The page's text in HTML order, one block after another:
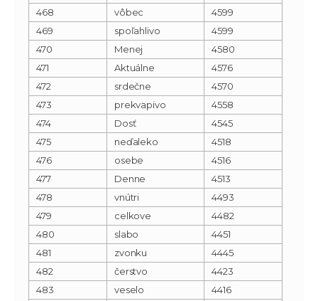
468
vôbec
4599
469
spoľahlivo
4599
470
Menej
4580
471
Aktuálne
4576
472
srdečne
4570
473
prekvapivo
4558
474
Dosť
4545
475
neďaleko
4518
476
osebe
4516
477
Denne
4513
478
vnútri
4493
479
celkove
4482
480
slabo
4451
481
zvonku
4445
482
čerstvo
4423
483
veselo
4416